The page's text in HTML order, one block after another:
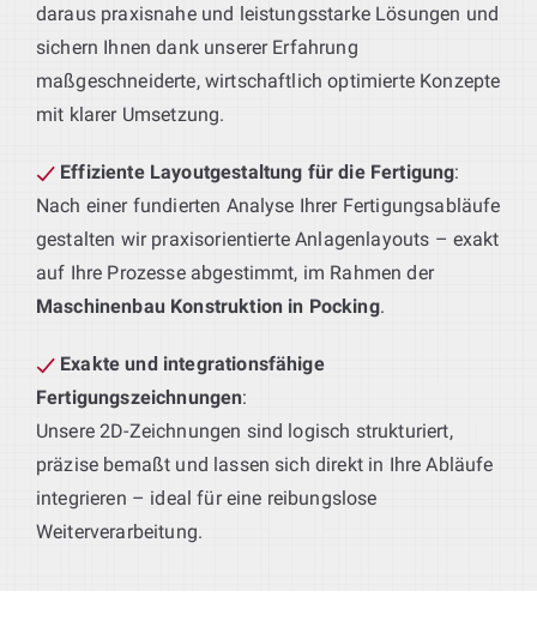
daraus praxisnahe und leistungsstarke Lösungen und
sichern Ihnen dank unserer Erfahrung
maßgeschneiderte, wirtschaftlich optimierte Konzepte
mit klarer Umsetzung.
Effiziente Layoutgestaltung für die Fertigung:
Nach einer fundierten Analyse Ihrer Fertigungsabläufe
gestalten wir praxisorientierte Anlagenlayouts – exakt
auf Ihre Prozesse abgestimmt, im Rahmen der
Maschinenbau Konstruktion in Pocking.
Exakte und integrationsfähige
Fertigungszeichnungen:
Unsere 2D-Zeichnungen sind logisch strukturiert,
präzise bemaßt und lassen sich direkt in Ihre Abläufe
integrieren – ideal für eine reibungslose
Weiterverarbeitung.